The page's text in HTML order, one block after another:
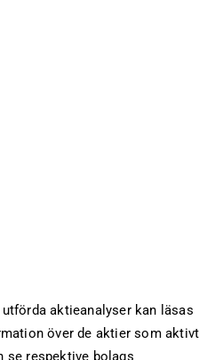
aktieanalyser kan läsas
över de aktier som aktivt
se respektive bolags